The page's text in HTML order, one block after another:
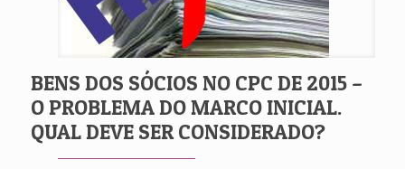
BENS DOS SÓCIOS NO CPC DE 2015 –
O PROBLEMA DO MARCO INICIAL.
QUAL DEVE SER CONSIDERADO?